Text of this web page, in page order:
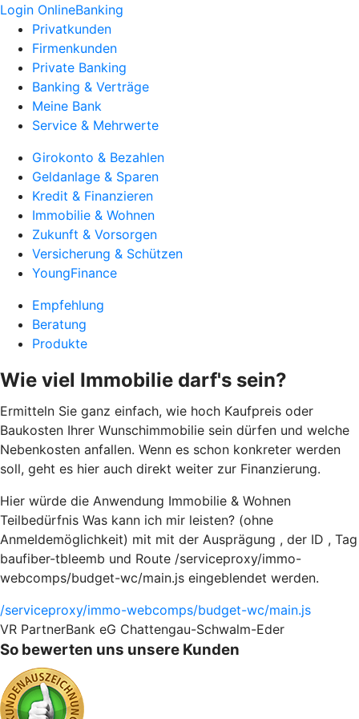
Login OnlineBanking
Privatkunden
Firmenkunden
Private Banking
Banking & Verträge
Meine Bank
Service & Mehrwerte
Girokonto & Bezahlen
Geldanlage & Sparen
Kredit & Finanzieren
Immobilie & Wohnen
Zukunft & Vorsorgen
Versicherung & Schützen
YoungFinance
Empfehlung
Beratung
Produkte
Wie viel Immobilie darf's sein?
Ermitteln Sie ganz einfach, wie hoch Kaufpreis oder
Baukosten Ihrer Wunschimmobilie sein dürfen und welche
Nebenkosten anfallen. Wenn es schon konkreter werden
soll, geht es hier auch direkt weiter zur Finanzierung.
Hier würde die Anwendung Immobilie & Wohnen
Teilbedürfnis Was kann ich mir leisten? (ohne
Anmeldemöglichkeit) mit mit der Ausprägung , der ID , Tag
baufiber-tbleemb und Route /serviceproxy/immo-
webcomps/budget-wc/main.js eingeblendet werden.
/serviceproxy/immo-webcomps/budget-wc/main.js
VR PartnerBank eG Chattengau-Schwalm-Eder
So bewerten uns unsere Kunden